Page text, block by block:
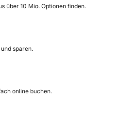
über 10 Mio. Optionen finden.
sparen.
online buchen.